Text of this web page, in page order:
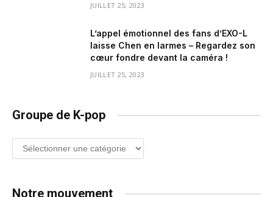
JUILLET 25, 2023
L’appel émotionnel des fans d’EXO-L
laisse Chen en larmes – Regardez son
cœur fondre devant la caméra !
JUILLET 25, 2023
Groupe de K-pop
Groupe
de
Notre mouvement